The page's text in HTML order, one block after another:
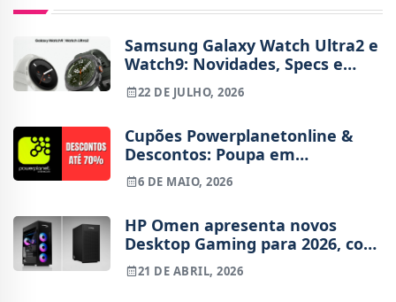
Samsung Galaxy Watch Ultra2 e
Watch9: Novidades, Specs e
Preços dos novos smartwatches
22 DE JULHO, 2026
Cupões Powerplanetonline &
Descontos: Poupa em
Tecnologia [Maio 2026]
6 DE MAIO, 2026
HP Omen apresenta novos
Desktop Gaming para 2026, com
RTX 5090 e 5080
21 DE ABRIL, 2026